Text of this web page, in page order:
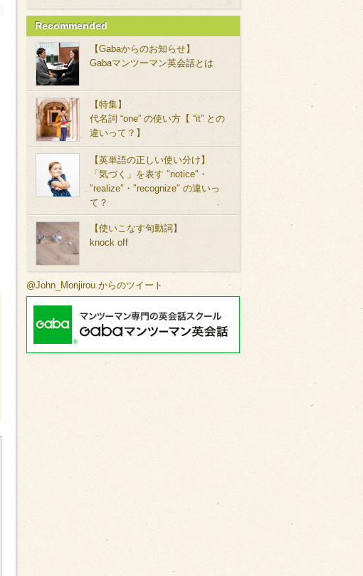
Recommended
【Gabaからのお知らせ】
Gabaマンツーマン英会話とは
【特集】
代名詞 “one” の使い方【 “it” との
違いって？】
【英単語の正しい使い分け】
「気づく」を表す ″notice″・
″realize″・″recognize″ の違いっ
て？
【使いこなす句動詞】
knock off
@John_Monjirou からのツイート